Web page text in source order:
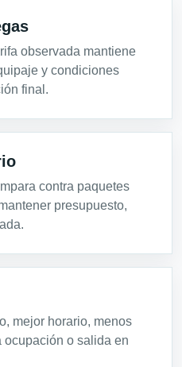
observada mantiene
y condiciones
final.
contra paquetes
presupuesto,
mejor horario, menos
ocupación o salida en